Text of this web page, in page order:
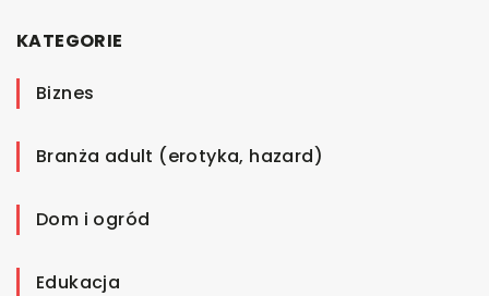
KATEGORIE
Biznes
Branża adult (erotyka, hazard)
Dom i ogród
Edukacja